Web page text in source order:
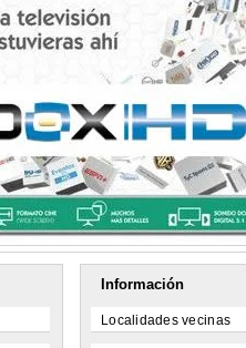
Información
Localidades vecinas